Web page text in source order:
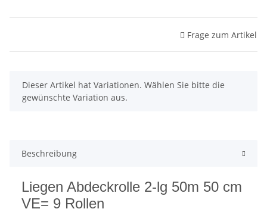
Frage zum Artikel
x
Dieser Artikel hat Variationen. Wählen Sie bitte die
gewünschte Variation aus.
Beschreibung
Liegen Abdeckrolle 2-lg 50m 50 cm
VE= 9 Rollen